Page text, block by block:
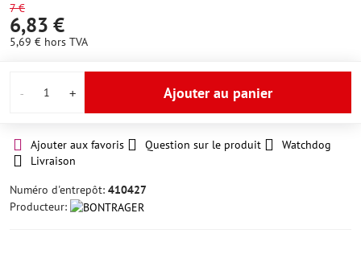
7 €
6,83 €
5,69 € hors TVA
Ajouter au panier
Ajouter aux favoris Question sur le produit
Watchdog
Livraison
Numéro d'entrepôt: 410427
Producteur: